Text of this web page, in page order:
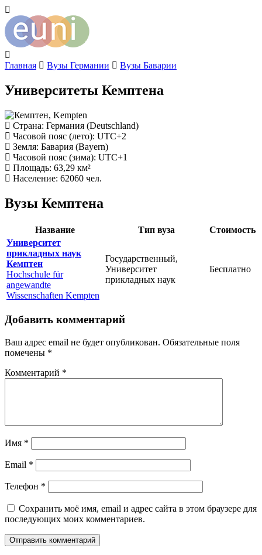
Главная Вузы Германии Вузы Баварии
Университеты Кемптена
Страна: Германия (Deutschland)
Часовой пояс (лето): UTC+2
Земля: Бавария (Bayern)
Часовой пояс (зима): UTC+1
Площадь: 63,29 км²
Население: 62060 чел.
Вузы Кемптена
Название Тип вуза
Стоимость
Университет
прикладных наук
Кемптен
Hochschule für
angewandte
Wissenschaften Kempten
Государственный,
Университет
прикладных наук
Бесплатно
Добавить комментарий
Ваш адрес email не будет опубликован. Обязательные поля
помечены *
Комментарий *
Имя *
Email *
Телефон *
Сохранить моё имя, email и адрес сайта в этом браузере для
последующих моих комментариев.